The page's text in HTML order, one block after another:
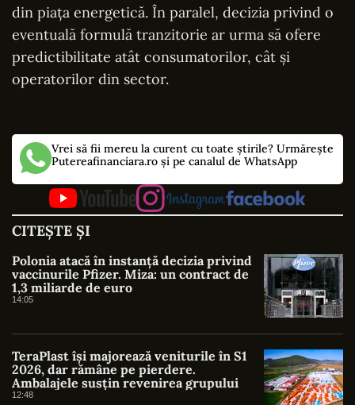
din piața energetică. În paralel, decizia privind o
eventuală formulă tranzitorie ar urma să ofere
predictibilitate atât consumatorilor, cât și
operatorilor din sector.
Vrei să fii mereu la curent cu toate știrile? Urmărește
Putereafinanciara.ro și pe canalul de WhatsApp
CITEȘTE ȘI
Polonia atacă în instanță decizia privind
vaccinurile Pfizer. Miza: un contract de
1,3 miliarde de euro
14:05
TeraPlast își majorează veniturile în S1
2026, dar rămâne pe pierdere.
Ambalajele susțin revenirea grupului
12:48